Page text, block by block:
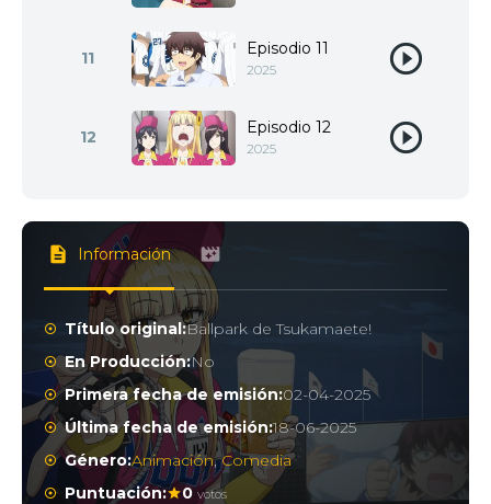
11 Episodio 11
2025
12 Episodio 12
2025
Información
Título original:Ballpark de Tsukamaete!
En Producción:No
Primera fecha de emisión:02-04-2025
Última fecha de emisión:18-06-2025
Género:Animación,Comedia
Puntuación:
0 votos